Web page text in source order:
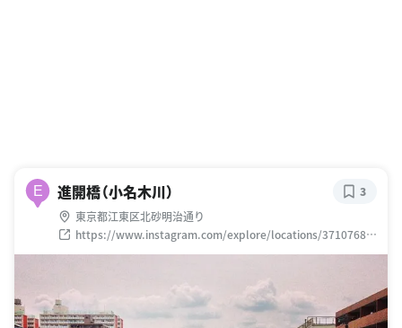
E 進開橋（小名木川）
東京都江東区北砂明治通り
https://www.instagram.com/explore/locations/37107686
0
3